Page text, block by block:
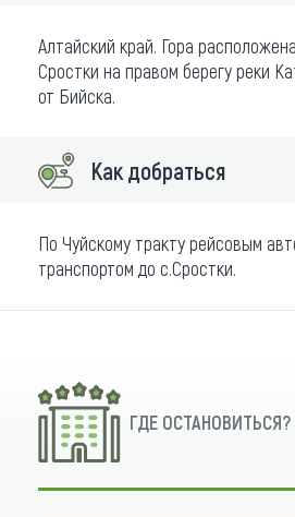
Алтайский край. Гора
Сростки на правом берегу реки
от Бийска.
Как добраться
По Чуйскому тракту рейсовым
транспортом до с.Сростки.
ГДЕ ОСТАНОВИТЬСЯ?